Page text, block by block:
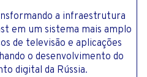
a infraestrutura
em um sistema mais amplo
de televisão e aplicações
o desenvolvimento do
digital da Rússia.